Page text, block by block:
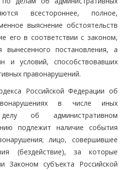
всестороннее, полное,
выяснение обстоятельств
его в соответствии с законом,
вынесенного постановления, а
и условий, способствовавших
правонарушений.
Российской Федерации об
в числе иных
об административном
подлежит наличие события
лицо, совершившее
(бездействие), за которые
Законом субъекта Российской